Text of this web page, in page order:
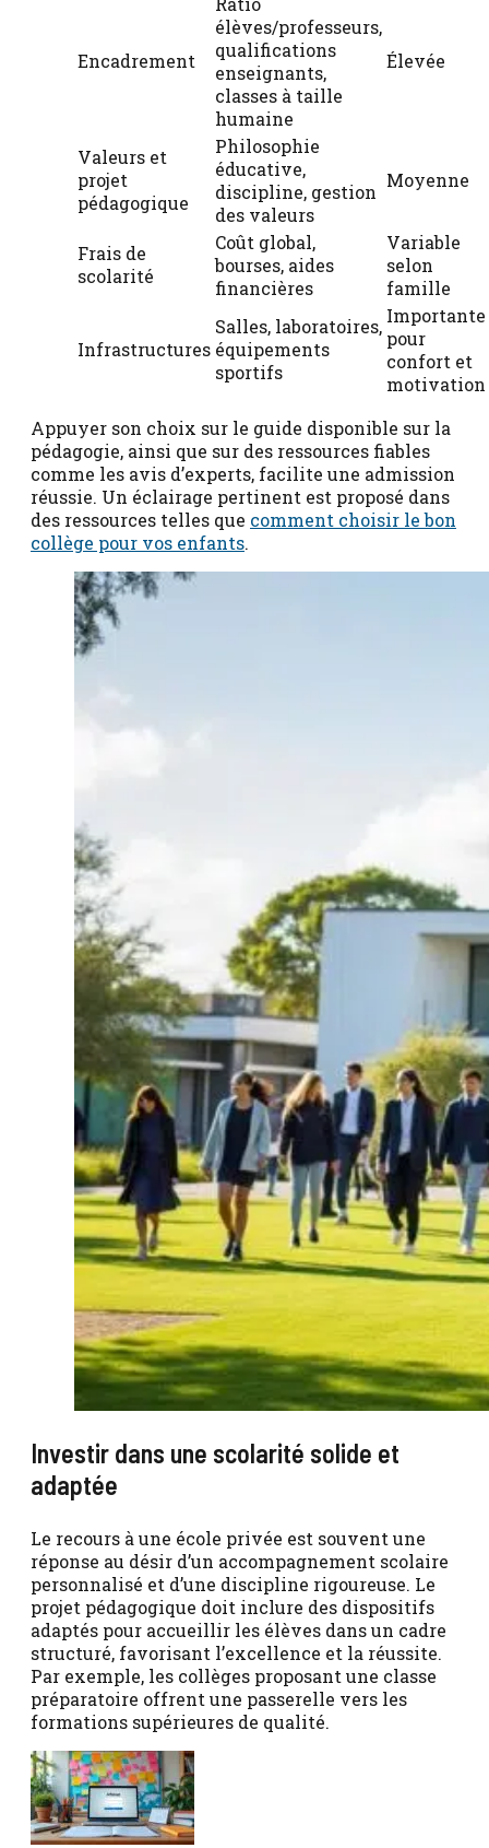
Encadrement
élèves/professeurs,
qualifications
enseignants,
classes à taille
humaine
Élevée
Valeurs et
projet
pédagogique
Philosophie
éducative,
discipline, gestion
des valeurs
Moyenne
Frais de
scolarité
Coût global,
bourses, aides
financières
Variable
selon
famille
Infrastructures
Salles, laboratoires,
équipements
sportifs
Importante
pour
confort et
motivation
Appuyer son choix sur le guide disponible sur la
pédagogie, ainsi que sur des ressources fiables
comme les avis d’experts, facilite une admission
réussie. Un éclairage pertinent est proposé dans
des ressources telles que comment choisir le bon
collège pour vos enfants.
Investir dans une scolarité solide et
adaptée
Le recours à une école privée est souvent une
réponse au désir d’un accompagnement scolaire
personnalisé et d’une discipline rigoureuse. Le
projet pédagogique doit inclure des dispositifs
adaptés pour accueillir les élèves dans un cadre
structuré, favorisant l’excellence et la réussite.
Par exemple, les collèges proposant une classe
préparatoire offrent une passerelle vers les
formations supérieures de qualité.